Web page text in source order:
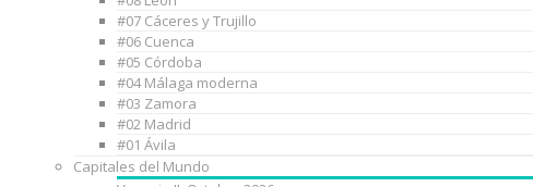
#07 Cáceres y Trujillo
#06 Cuenca
#05 Córdoba
#04 Málaga moderna
#03 Zamora
#02 Madrid
#01 Ávila
Capitales del Mundo